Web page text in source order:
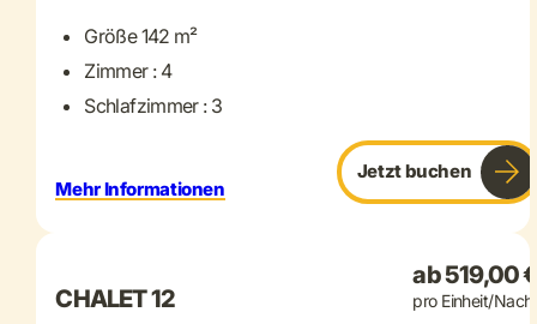
Größe 142 m²
Zimmer : 4
Schlafzimmer : 3
Mehr Informationen
Jetzt buchen
+ 21 mehr
CHALET 12
ab 519,00
pro Einheit/Nacht